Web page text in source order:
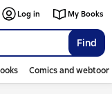
Find
Log in My Books
Comics and